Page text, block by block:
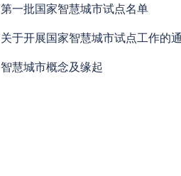
第一批国家智慧城市试点名单
关于开展国家智慧城市试点工作的
智慧城市概念及缘起